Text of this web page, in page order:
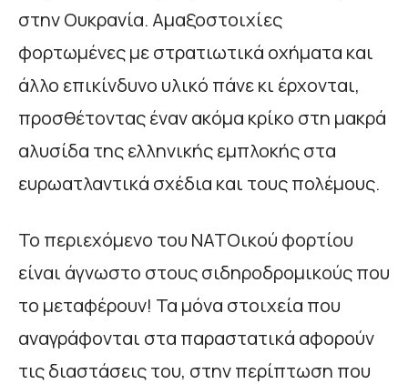
στην Ουκρανία. Αμαξοστοιχίες
φορτωμένες με στρατιωτικά οχήματα και
άλλο επικίνδυνο υλικό πάνε κι έρχονται,
προσθέτοντας έναν ακόμα κρίκο στη μακρά
αλυσίδα της ελληνικής εμπλοκής στα
ευρωατλαντικά σχέδια και τους πολέμους.
Το περιεχόμενο του ΝΑΤΟικού φορτίου
είναι άγνωστο στους σιδηροδρομικούς που
το μεταφέρουν! Τα μόνα στοιχεία που
αναγράφονται στα παραστατικά αφορούν
τις διαστάσεις του, στην περίπτωση που